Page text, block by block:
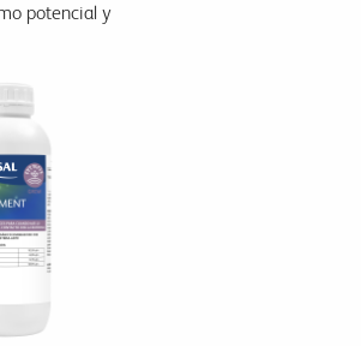
potencial y